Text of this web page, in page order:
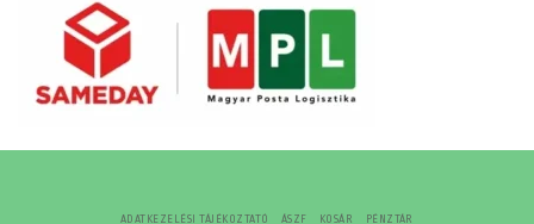
ADATKEZELÉSI TÁJÉKOZTATÓ ÁSZF KOSÁR PÉNZTÁR